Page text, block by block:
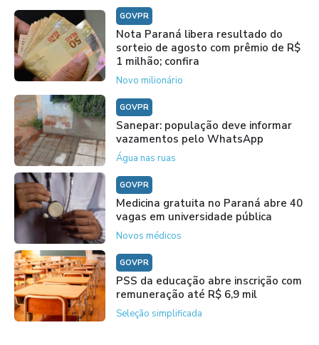
GOVPR
Nota Paraná libera resultado do
sorteio de agosto com prêmio de R$
1 milhão; confira
Novo milionário
GOVPR
Sanepar: população deve informar
vazamentos pelo WhatsApp
Água nas ruas
GOVPR
Medicina gratuita no Paraná abre 40
vagas em universidade pública
Novos médicos
GOVPR
PSS da educação abre inscrição com
remuneração até R$ 6,9 mil
Seleção simplificada